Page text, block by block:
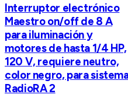
Interruptor electrónico
Maestro on/off de 8 A
para iluminación y
motores de hasta 1/4 HP,
120 V, requiere neutro,
color negro, para
RadioRA 2